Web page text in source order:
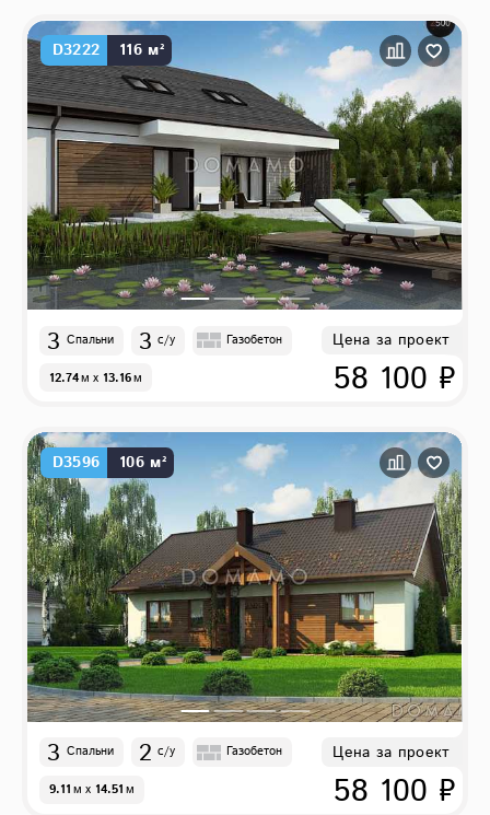
D3222 116 м²
3 Спальни 3 с/у Газобетон
12.74м x 13.16м
Цена за проект
58 100 ₽
D3596 106 м²
3 Спальни 2 с/у Газобетон
9.11м x 14.51м
Цена за проект
58 100 ₽